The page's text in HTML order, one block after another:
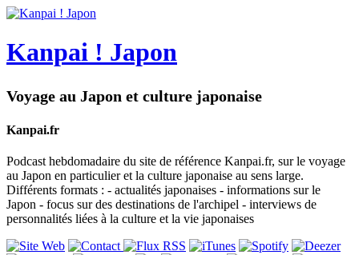
Kanpai ! Japon
Voyage au Japon et culture japonaise
Kanpai.fr
Podcast hebdomadaire du site de référence Kanpai.fr, sur le voyage
au Japon en particulier et la culture japonaise au sens large.
Différents formats : - actualités japonaises - informations sur le
Japon - focus sur des destinations de l'archipel - interviews de
personnalités liées à la culture et la vie japonaises